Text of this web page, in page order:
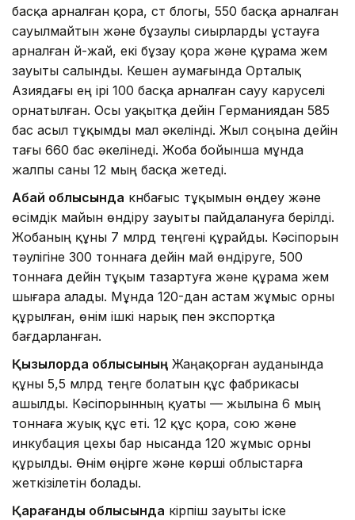
басқа арналған қора, сүт блогы, 550 басқа арналған
сауылмайтын және бұзаулы сиырларды ұстауға
арналған үй-жай, екі бұзау қора және құрама жем
зауыты салынды. Кешен аумағында Орталық
Азиядағы ең ірі 100 басқа арналған сауу каруселі
орнатылған. Осы уақытқа дейін Германиядан 585
бас асыл тұқымды мал әкелінді. Жыл соңына дейін
тағы 660 бас әкелінеді. Жоба бойынша мұнда
жалпы саны 12 мың басқа жетеді.
Абай облысында күнбағыс тұқымын өңдеу және
өсімдік майын өндіру зауыты пайдалануға берілді.
Жобаның құны 7 млрд теңгені құрайды. Кәсіпорын
тәулігіне 300 тоннаға дейін май өндіруге, 500
тоннаға дейін тұқым тазартуға және құрама жем
шығара алады. Мұнда 120-дан астам жұмыс орны
құрылған, өнім ішкі нарық пен экспортқа
бағдарланған.
Қызылорда облысының Жаңақорған ауданында
құны 5,5 млрд теңге болатын құс фабрикасы
ашылды. Кәсіпорынның қуаты — жылына 6 мың
тоннаға жуық құс еті. 12 құс қора, сою және
инкубация цехы бар нысанда 120 жұмыс орны
құрылды. Өнім өңірге және көрші облыстарға
жеткізілетін болады.
Қарағанды облысында кірпіш зауыты іске